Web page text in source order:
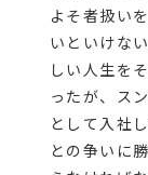
よそ者扱い
いといけな
しい人生を
ったが、ス
として入社
との争いに